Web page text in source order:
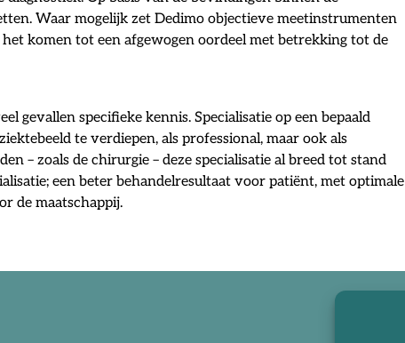
Waar mogelijk zet Dedimo objectieve meetinstrumenten
komen tot een afgewogen oordeel met betrekking tot de
gevallen specifieke kennis. Specialisatie op een bepaald
te verdiepen, als professional, maar ook als
– zoals de chirurgie – deze specialisatie al breed tot stand
een beter behandelresultaat voor patiënt, met optimale
de maatschappij.